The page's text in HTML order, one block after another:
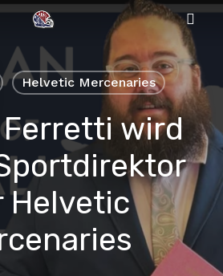
Helvetic Mercenaries
Ferretti wird
Helvetic